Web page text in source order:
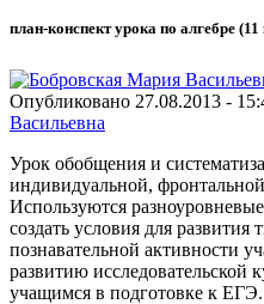
план-конспект урока по алгебре
Опубликовано 27.08.2013 -
Васильевна
Урок обобщения и
индивидуальной,
Используются
создать условия для развития
познавательной активности
развитию исследовательской
учащимся в подготовке к ЕГЭ.